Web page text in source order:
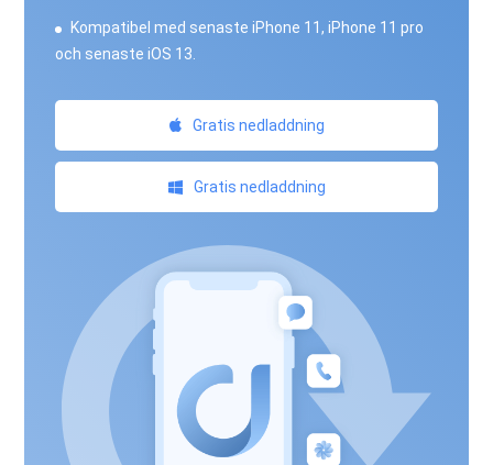
Kompatibel med senaste iPhone 11, iPhone 11 pro
och senaste iOS 13.
Gratis nedladdning
Gratis nedladdning